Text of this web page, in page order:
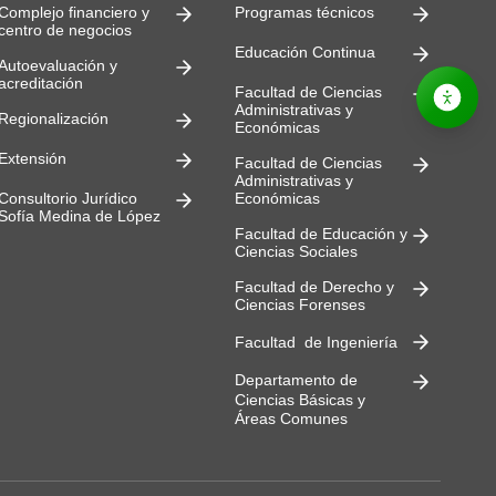
financiero y
de negocios
y
Regionalización
Extensión
Jurídico
Sofía Medina de López
Programas técnicos
Educación Continua
Facultad de Ciencias
Administrativas y
Económicas
Facultad de Ciencias
Administrativas y
Económicas
Facultad de Educación y
Ciencias Sociales
Facultad de Derecho y
Ciencias Forenses
Facultad de Ingeniería
Departamento de
Ciencias Básicas y
Áreas Comunes